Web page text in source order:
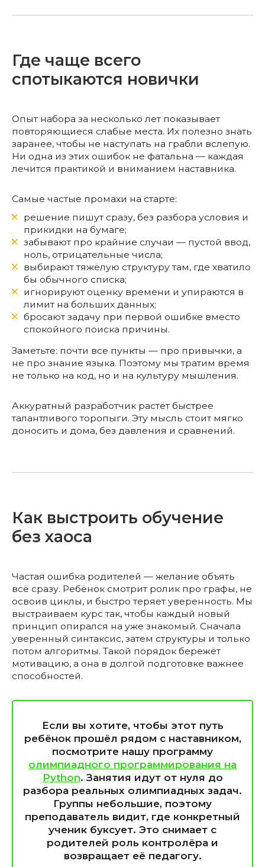
Где чаще всего
спотыкаются новички
Опыт набора за несколько лет показывает
повторяющиеся слабые места. Их полезно знать
заранее, чтобы не наступать на грабли вслепую.
Ни одна из этих ошибок не фатальна — каждая
лечится практикой и вниманием наставника.
Самые частые промахи на старте:
решение пишут сразу, без разбора условия и
прикидки на бумаге;
забывают про крайние случаи — пустой ввод,
ноль, отрицательные числа;
выбирают тяжёлую структуру там, где хватило
бы обычного списка;
игнорируют оценку времени и упираются в
лимит на больших данных;
бросают задачу при первой ошибке вместо
спокойного поиска причины.
Заметьте: почти все пункты — про привычки, а
не про знание языка. Поэтому мы тратим время
не только на код, но и на культуру мышления.
Аккуратный разработчик растёт быстрее
талантливого торопыги. Эту мысль стоит мягко
доносить и дома, без давления и сравнений.
Как выстроить обучение
без хаоса
Частая ошибка родителей — желание объять
всё сразу. Ребёнок смотрит ролик про графы, не
освоив циклы, и быстро теряет уверенность. Мы
выстраиваем курс так, чтобы каждый новый
принцип опирался на уже знакомый. Сначала
уверенный синтаксис, затем структуры и только
потом алгоритмы. Такой порядок бережёт
мотивацию, а она в долгой подготовке важнее
способностей.
Если вы хотите, чтобы этот путь
ребёнок прошёл рядом с наставником,
посмотрите нашу программу
олимпиадного программирования на
Python. Занятия идут от нуля до
разбора реальных олимпиадных задач.
Группы небольшие, поэтому
преподаватель видит, где конкретный
ученик буксует. Это снимает с
родителей роль контролёра и
возвращает её педагогу.